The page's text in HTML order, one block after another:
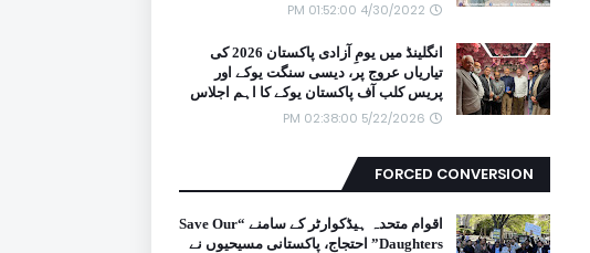
4/30/2022 01:52:00 PM
انگلینڈ میں یومِ آزادی پاکستان 2026 کی
تیاریاں عروج پر، دیسی سنگت یوکے اور
پریس کلب آف پاکستان یوکے کا اہم اجلاس
5/22/2026 02:38:00 PM
FORCED CONVERSION
اقوام متحدہ ہیڈکوارٹر کے سامنے “Save Our
Daughters” احتجاج، پاکستانی مسیحیوں نے